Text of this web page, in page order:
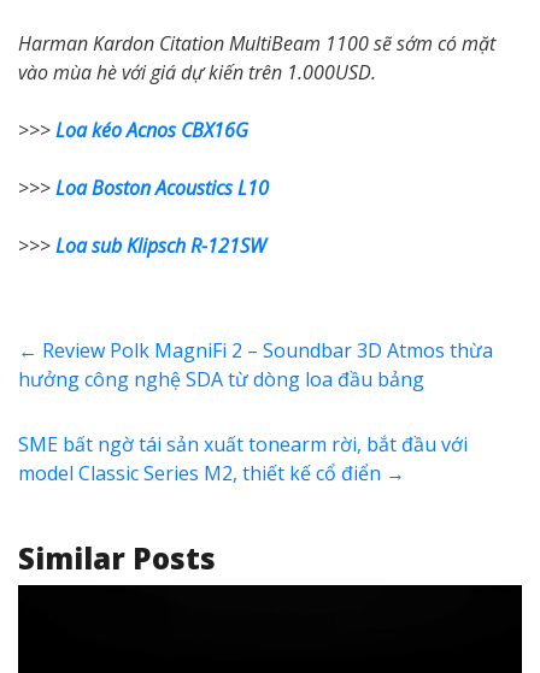
Harman Kardon Citation MultiBeam 1100 sẽ sớm có mặt
vào mùa hè với giá dự kiến trên 1.000USD.
>>>Loa kéo Acnos CBX16G
>>>Loa Boston Acoustics L10
>>>Loa sub Klipsch R-121SW
← Review Polk MagniFi 2 – Soundbar 3D Atmos thừa
hưởng công nghệ SDA từ dòng loa đầu bảng
SME bất ngờ tái sản xuất tonearm rời, bắt đầu với
model Classic Series M2, thiết kế cổ điển →
Similar Posts